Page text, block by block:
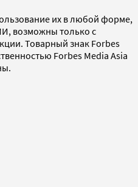
их в любой форме,
возможны только с
Товарный знак Forbes
Forbes Media Asia